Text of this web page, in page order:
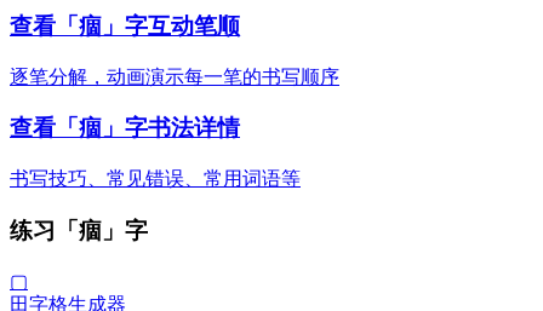
查看「痼」字互动笔顺
逐笔分解，动画演示每一笔的书写顺序
查看「痼」字书法详情
书写技巧、常见错误、常用词语等
练习「痼」字
▢
田字格生成器